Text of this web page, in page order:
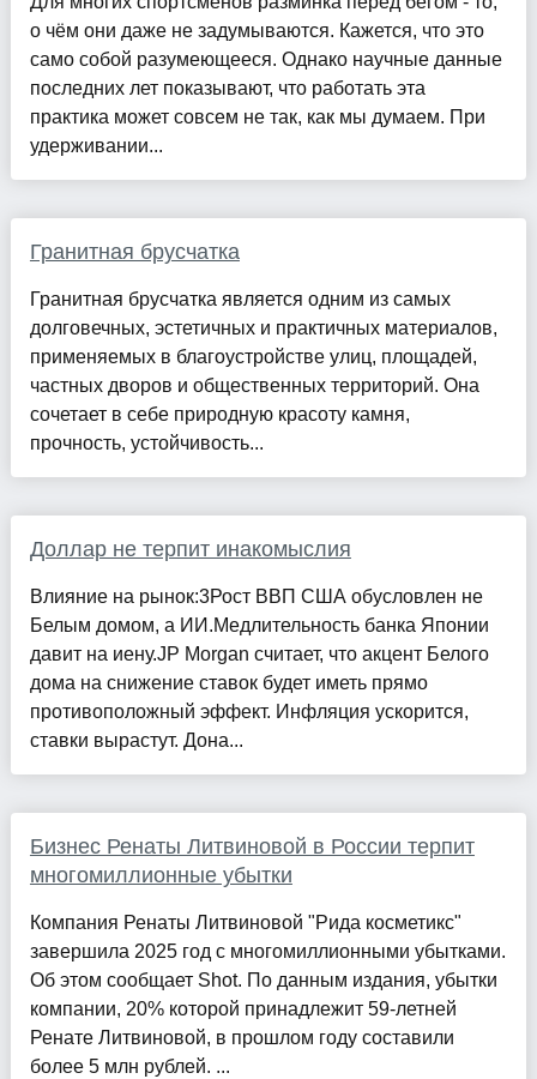
о чём они даже не задумываются. Кажется, что это
само собой разумеющееся. Однако научные данные
последних лет показывают, что работать эта
практика может совсем не так, как мы думаем. При
удерживании...
Гранитная брусчатка
Гранитная брусчатка является одним из самых
долговечных, эстетичных и практичных материалов,
применяемых в благоустройстве улиц, площадей,
частных дворов и общественных территорий. Она
сочетает в себе природную красоту камня,
прочность, устойчивость...
Доллар не терпит инакомыслия
Влияние на рынок:3Рост ВВП США обусловлен не
Белым домом, а ИИ.Медлительность банка Японии
давит на иену.JP Morgan считает, что акцент Белого
дома на снижение ставок будет иметь прямо
противоположный эффект. Инфляция ускорится,
ставки вырастут. Дона...
Бизнес Ренаты Литвиновой в России терпит
многомиллионные убытки
Компания Ренаты Литвиновой "Рида косметикс"
завершила 2025 год с многомиллионными убытками.
Об этом сообщает Shot. По данным издания, убытки
компании, 20% которой принадлежит 59-летней
Ренате Литвиновой, в прошлом году составили
более 5 млн рублей. ...